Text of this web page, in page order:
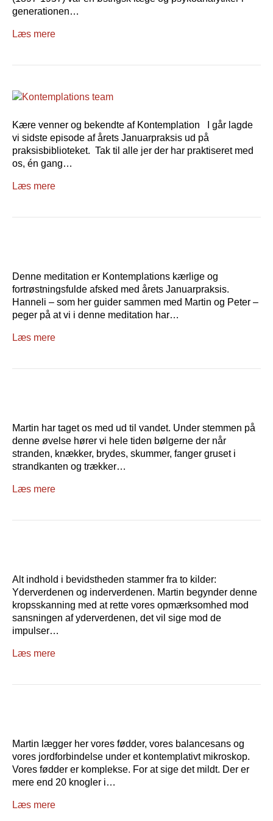
generationen…
Læs mere
Kære venner og bekendte af Kontemplation I går lagde
vi sidste episode af årets Januarpraksis ud på
praksisbiblioteket. Tak til alle jer der har praktiseret med
os, én gang…
Læs mere
Denne meditation er Kontemplations kærlige og
fortrøstningsfulde afsked med årets Januarpraksis.
Hanneli – som her guider sammen med Martin og Peter –
peger på at vi i denne meditation har…
Læs mere
Martin har taget os med ud til vandet. Under stemmen på
denne øvelse hører vi hele tiden bølgerne der når
stranden, knækker, brydes, skummer, fanger gruset i
strandkanten og trækker…
Læs mere
Alt indhold i bevidstheden stammer fra to kilder:
Yderverdenen og inderverdenen. Martin begynder denne
kropsskanning med at rette vores opmærksomhed mod
sansningen af yderverdenen, det vil sige mod de
impulser…
Læs mere
Martin lægger her vores fødder, vores balancesans og
vores jordforbindelse under et kontemplativt mikroskop.
Vores fødder er komplekse. For at sige det mildt. Der er
mere end 20 knogler i…
Læs mere